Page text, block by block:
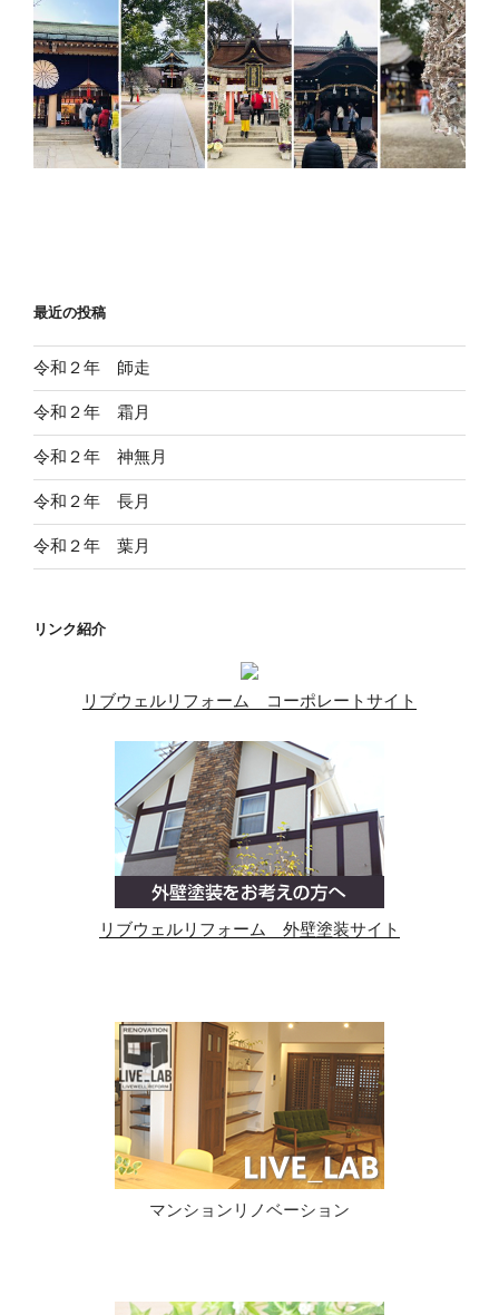
最近の投稿
令和２年 師走
令和２年 霜月
令和２年 神無月
令和２年 長月
令和２年 葉月
リンク紹介
リブウェルリフォーム コーポレートサイト
リブウェルリフォーム 外壁塗装サイト
マンションリノベーション